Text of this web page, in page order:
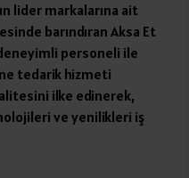
lider markalarına ait
barındıran Aksa Et
personeli ile
tedarik hizmeti
ilke edinerek,
ve yenilikleri iş